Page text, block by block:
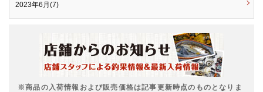
2023年6月(7)
※商品の入荷情報および販売価格は記事更新時点のものとなりま